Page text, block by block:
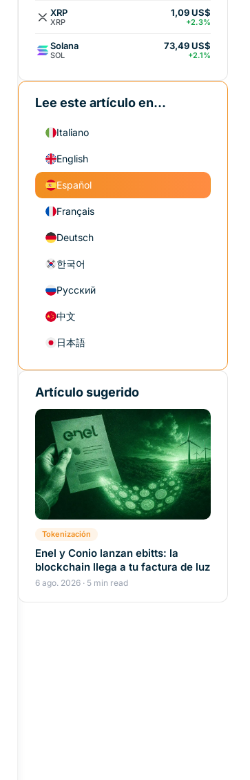
XRP
XRP
1,09 US$
+2.3%
Solana
SOL
73,49 US$
+2.1%
Lee este artículo en...
Italiano
English
Español
Français
Deutsch
한국어
Русский
中文
日本語
Artículo sugerido
Tokenización
Enel y Conio lanzan ebitts: la
blockchain llega a tu factura de luz
6 ago. 2026 · 5 min read